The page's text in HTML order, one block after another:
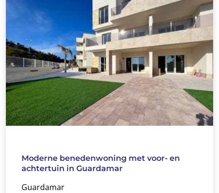
Moderne benedenwoning met voor- en
achtertuin in Guardamar
Guardamar